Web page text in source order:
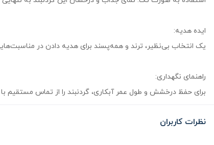
ایده هدیه:
یک انتخاب بی‌نظیر، ترند و همه‌پسند برای هدیه دادن در
راهنمای نگهداری:
برای حفظ درخشش و طول عمر آبکاری، گردنبند را از تماس مستقیم
نظرات کاربران